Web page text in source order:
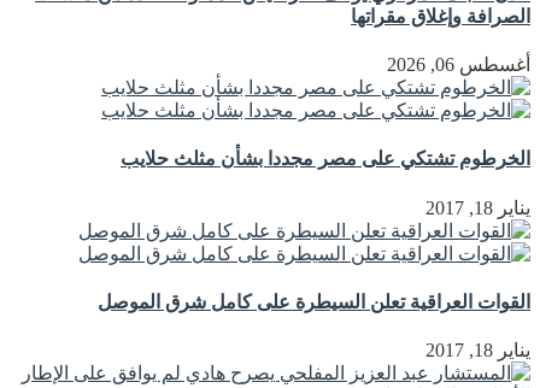
الصرافة وإغلاق مقراتها
أغسطس 06, 2026
الخرطوم تشتكي على مصر مجددا بشأن مثلث حلايب
يناير 18, 2017
القوات العراقية تعلن السيطرة على كامل شرق الموصل
يناير 18, 2017